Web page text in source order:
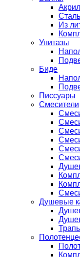
Из
Унитазы
Биде
Писсуары
Смесители
Душевые